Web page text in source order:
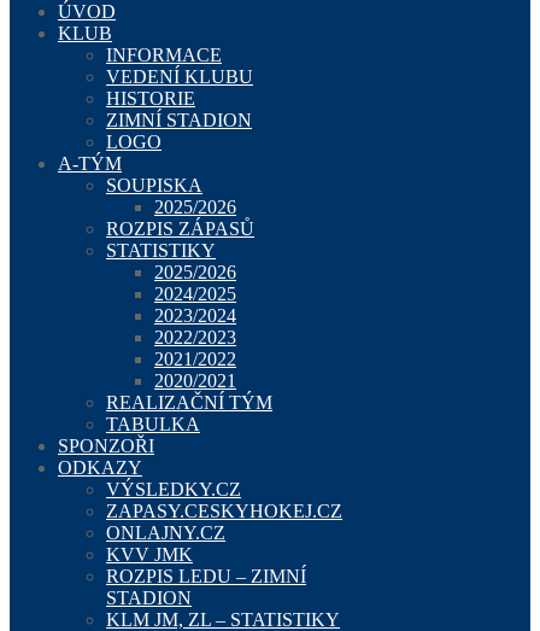
ÚVOD
KLUB
INFORMACE
VEDENÍ KLUBU
HISTORIE
ZIMNÍ STADION
LOGO
A-TÝM
SOUPISKA
2025/2026
ROZPIS ZÁPASŮ
STATISTIKY
2025/2026
2024/2025
2023/2024
2022/2023
2021/2022
2020/2021
REALIZAČNÍ TÝM
TABULKA
SPONZOŘI
ODKAZY
VÝSLEDKY.CZ
ZAPASY.CESKYHOKEJ.CZ
ONLAJNY.CZ
KVV JMK
ROZPIS LEDU – ZIMNÍ
STADION
KLM JM, ZL – STATISTIKY